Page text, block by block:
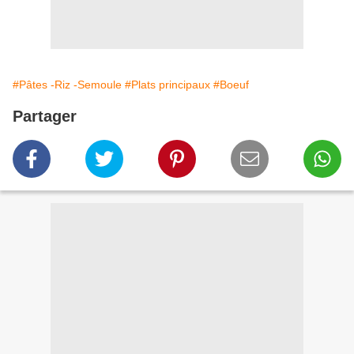
#Pâtes -Riz -Semoule #Plats principaux #Boeuf
Partager